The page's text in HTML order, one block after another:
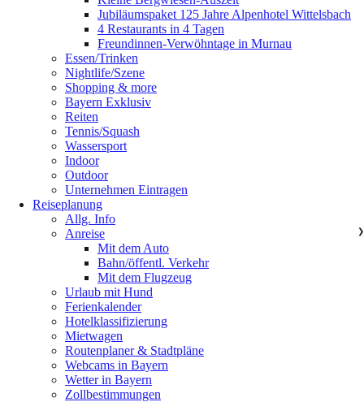
Jubiläumspaket 125 Jahre Alpenhotel Wittelsbach
4 Restaurants in 4 Tagen
Freundinnen-Verwöhntage in Murnau
Essen/Trinken
Nightlife/Szene
Shopping & more
Bayern Exklusiv
Reiten
Tennis/Squash
Wassersport
Indoor
Outdoor
Unternehmen Eintragen
Reiseplanung
Allg. Info
Anreise
❯
Mit dem Auto
Bahn/öffentl. Verkehr
Mit dem Flugzeug
Urlaub mit Hund
Ferienkalender
Hotelklassifizierung
Mietwagen
Routenplaner & Stadtpläne
Webcams in Bayern
Wetter in Bayern
Zollbestimmungen